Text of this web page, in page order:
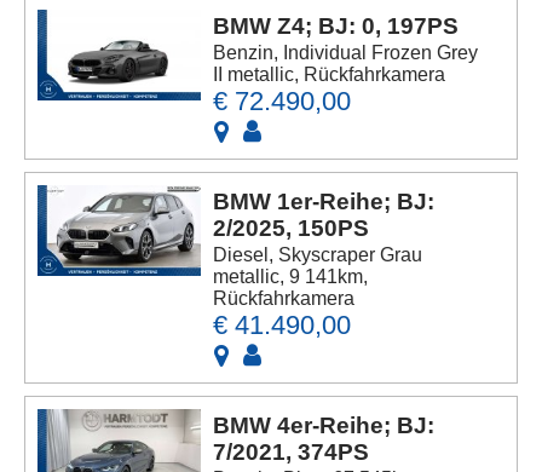
BMW Z4; BJ: 0, 197PS
Benzin, Individual Frozen Grey
II metallic, Rückfahrkamera
€ 72.490,00
BMW 1er-Reihe; BJ:
2/2025, 150PS
Diesel, Skyscraper Grau
metallic, 9 141km,
Rückfahrkamera
€ 41.490,00
BMW 4er-Reihe; BJ:
7/2021, 374PS